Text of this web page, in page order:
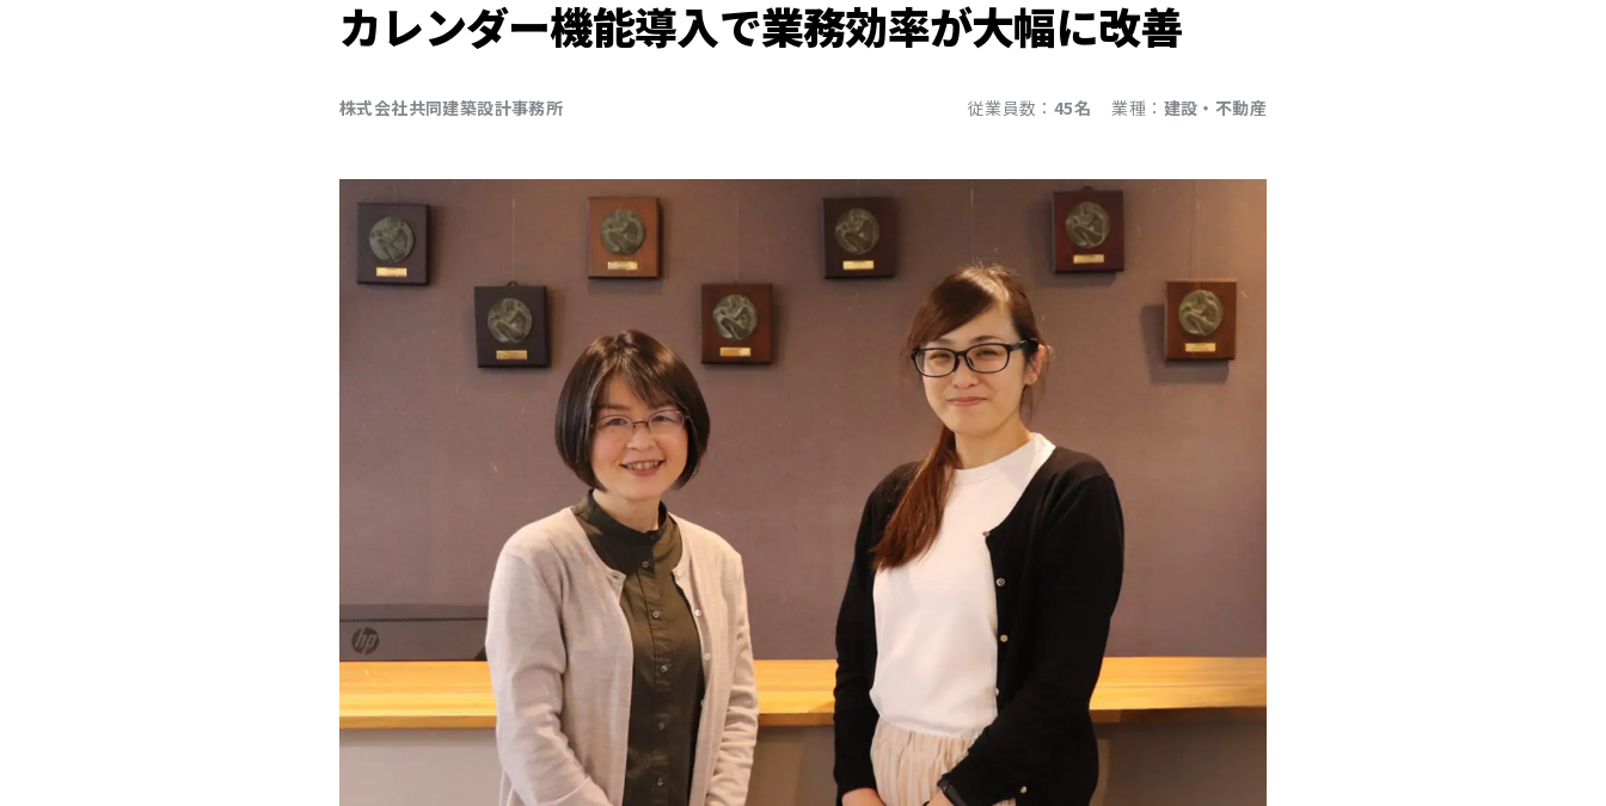
カレンダー機能導入で業務効率が大幅に改善
株式会社共同建築設計事務所 従業員数： 45名 業種： 建設・不動産